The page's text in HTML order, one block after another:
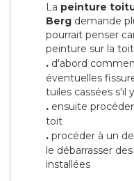
La peinture
Berg demande
pourrait penser
peinture sur la
. d'abord
éventuelles
tuiles cassées s'il
. ensuite
toit
. procéder à un
le débarrasser
installées